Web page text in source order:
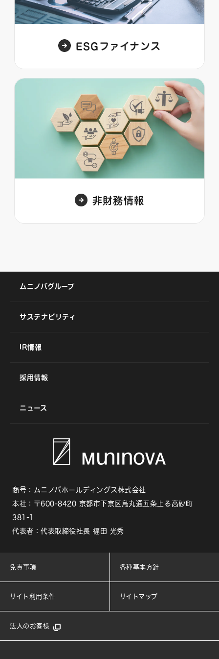
ESGファイナンス
非財務情報
ムニノバグループ
サステナビリティ
IR情報
採用情報
ニュース
商号：ムニノバホールディングス株式会社
本社：〒600-8420 京都市下京区烏丸通五条上る高砂町
381-1
代表者：代表取締役社長 福田 光秀
免責事項 各種基本方針
サイト利用条件 サイトマップ
法人のお客様